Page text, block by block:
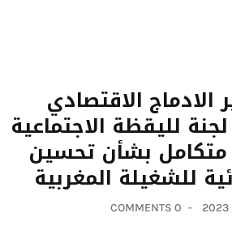
الاقتصادي
لليقظة الاجتماعية
متكامل بشأن تحسين
للشغيلة المغربية
0 COMMENTS